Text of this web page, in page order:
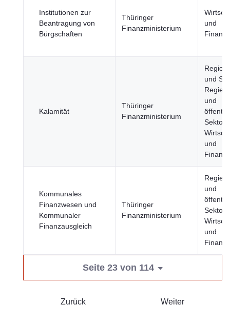
Institutionen zur
Beantragung von
Bürgschaften
Thüringer
Finanzministerium
und
Kalamität
Thüringer
Finanzministerium
und
und
Sektor,
und
Kommunales
Finanzwesen und
Kommunaler
Finanzausgleich
Thüringer
Finanzministerium
und
Sektor,
und
Seite 23 von 114
Zurück Weiter